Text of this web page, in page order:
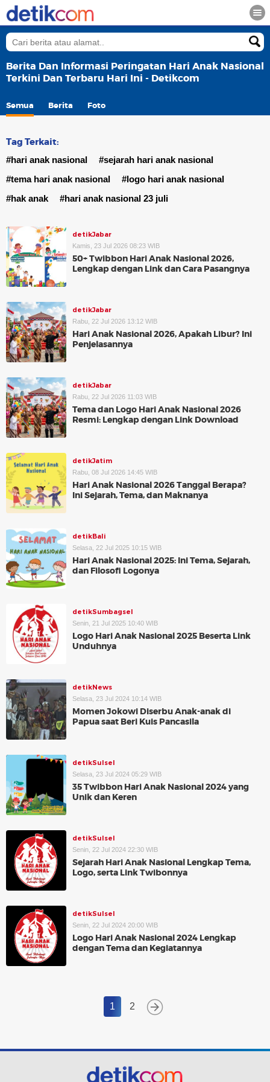
Berita Dan Informasi Peringatan Hari Anak Nasional
Terkini Dan Terbaru Hari Ini - Detikcom
Semua Berita Foto
Tag Terkait:
#hari anak nasional
#sejarah hari anak nasional
#tema hari anak nasional
#logo hari anak nasional
#hak anak
#hari anak nasional 23 juli
detikJabar
Kamis, 23 Jul 2026 08:23 WIB
50+ Twibbon Hari Anak Nasional 2026,
Lengkap dengan Link dan Cara Pasangnya
detikJabar
Rabu, 22 Jul 2026 13:12 WIB
Hari Anak Nasional 2026, Apakah Libur? Ini
Penjelasannya
detikJabar
Rabu, 22 Jul 2026 11:03 WIB
Tema dan Logo Hari Anak Nasional 2026
Resmi: Lengkap dengan Link Download
detikJatim
Rabu, 08 Jul 2026 14:45 WIB
Hari Anak Nasional 2026 Tanggal Berapa?
Ini Sejarah, Tema, dan Maknanya
detikBali
Selasa, 22 Jul 2025 10:15 WIB
Hari Anak Nasional 2025: Ini Tema, Sejarah,
dan Filosofi Logonya
detikSumbagsel
Senin, 21 Jul 2025 10:40 WIB
Logo Hari Anak Nasional 2025 Beserta Link
Unduhnya
detikNews
Selasa, 23 Jul 2024 10:14 WIB
Momen Jokowi Diserbu Anak-anak di
Papua saat Beri Kuis Pancasila
detikSulsel
Selasa, 23 Jul 2024 05:29 WIB
35 Twibbon Hari Anak Nasional 2024 yang
Unik dan Keren
detikSulsel
Senin, 22 Jul 2024 22:30 WIB
Sejarah Hari Anak Nasional Lengkap Tema,
Logo, serta Link Twibonnya
detikSulsel
Senin, 22 Jul 2024 20:00 WIB
Logo Hari Anak Nasional 2024 Lengkap
dengan Tema dan Kegiatannya
1 2